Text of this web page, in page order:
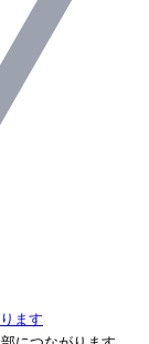
ます